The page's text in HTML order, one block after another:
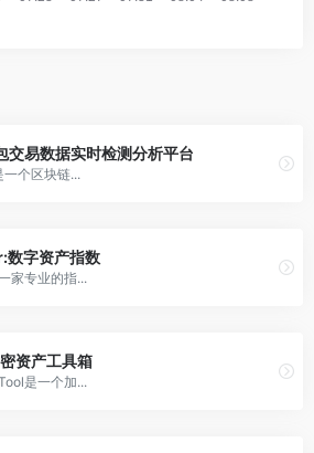
交易数据实时检测分析平台
个区块链...
字资产指数
家专业的指...
资产工具箱
是一个加...